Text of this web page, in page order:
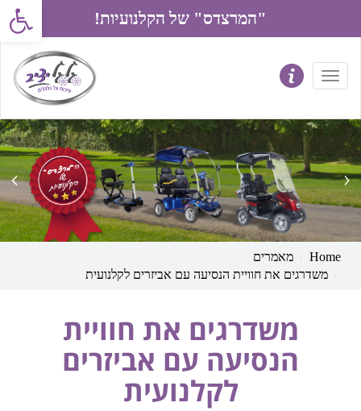
"המרצדס" של הקלנועיות! פתח
prev next
Home
מאמרים
משדרגים את חוויית הנסיעה עם אביזרים לקלנועית
משדרגים את חוויית
הנסיעה עם אביזרים
לקלנועית